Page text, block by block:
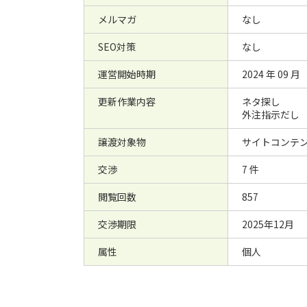
メルマガ
なし
SEO対策
なし
運営開始時期
2024 年 09 月
更新作業内容
ネタ探し
外注指示だし
譲渡対象物
サイトコンテ
交渉
7 件
閲覧回数
857
交渉期限
2025年12月
属性
個人